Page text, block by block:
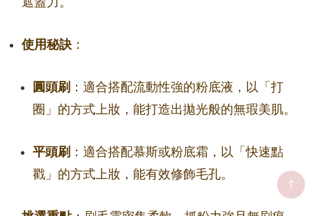
使用秘訣 ：
圓頭刷 ：適合搭配流動性強的粉底液，以「打
圈」的方式上妝，能打造出拋光般的無瑕美肌。
平頭刷 ：適合搭配慕斯或粉底霜，以「快速點
戳」的方式上妝，能有效修飾毛孔。